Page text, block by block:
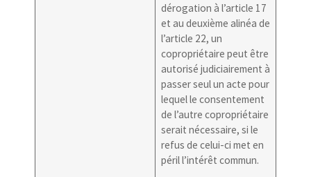
dérogation à l’article 17
et au deuxième alinéa de
l’article 22, un
copropriétaire peut être
autorisé judiciairement à
passer seul un acte pour
lequel le consentement
de l’autre copropriétaire
serait nécessaire, si le
refus de celui-ci met en
péril l’intérêt commun.